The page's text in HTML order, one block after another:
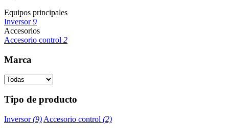
Equipos principales
Inversor9
Accesorios
Accesorio control 2
Marca
Tipo de producto
Inversor(9) Accesorio control (2)